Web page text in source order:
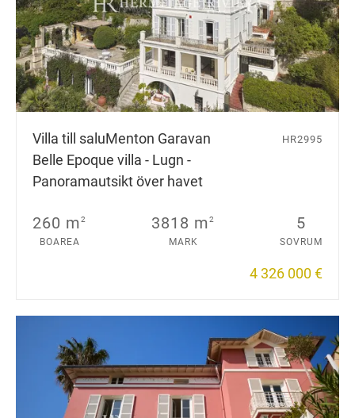
Villa till saluMenton Garavan
Belle Epoque villa - Lugn -
Panoramautsikt över havet
HR2995
260 m2
BOAREA
3818 m2
MARK
5
SOVRUM
4 326 000 €